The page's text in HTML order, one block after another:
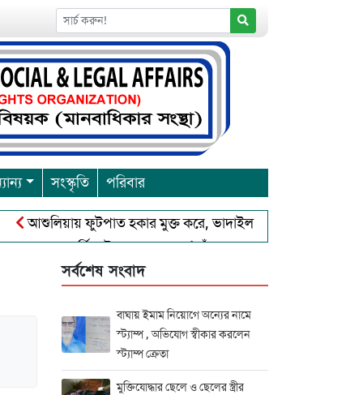
সংস্কৃতি পরিবার
ফুটপাত হকার মুক্ত করে, ভাদাইল প্রাইমারি ফ্রেন্ডস ক্লাব এর
পূর্নিমা উৎসব শুরু চাঁদপুরে বাংলাদেশ আহলে সুন্নাত ওয়াল
সর্বশেষ সংবাদ
বাঘায় ইমাম নিয়োগে অন্যের নামে
স্ট্যাম্প , অভিযোগ স্বীকার করলেন
স্ট্যাম্প ক্রেতা
মুক্তিযোদ্ধার ছেলে ও ছেলের স্ত্রীর